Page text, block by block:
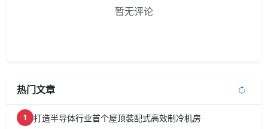
暂无评论
热门文章
1 打造半导体行业首个屋顶装配式高效制冷机房